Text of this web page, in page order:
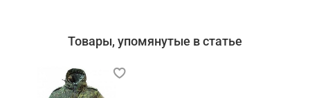
Товары, упомянутые в статье